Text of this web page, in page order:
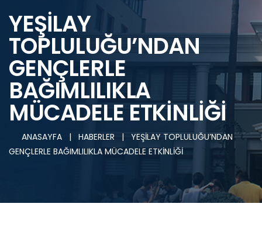
YEŞİLAY
TOPLULUĞU’NDAN
GENÇLERLE
BAĞIMLILIKLA
MÜCADELE ETKİNLİĞİ
ANASAYFA | HABERLER |
YEŞİLAY TOPLULUĞU’NDAN
GENÇLERLE BAĞIMLILIKLA MÜCADELE ETKİNLİĞİ